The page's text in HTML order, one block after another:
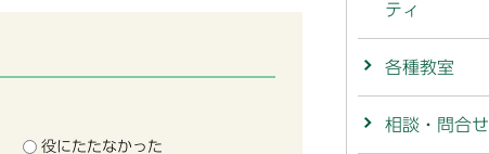
役にたたなかった
ティ
各種教室
相談・問合せ